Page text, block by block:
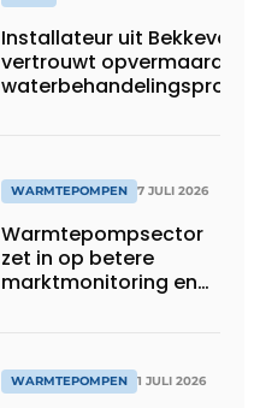
Installateur uit
vertrouwt opvermaarde
WARMTEPOMPEN 7 JULI 2026
Warmtepompsector
zet in op betere
marktmonitoring en
WARMTEPOMPEN 1 JULI 2026